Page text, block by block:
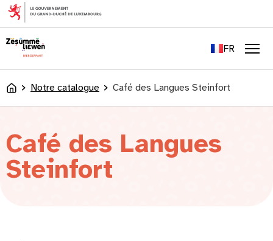
principal
FR
LU
AccueilNotre catalogue Café des Langues Steinfort
Café des Langues
Steinfort